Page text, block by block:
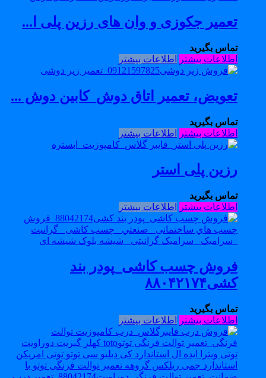
تعمیر جکوزی و وان های رزین پلی ا...
تماس بگیرید
اطلاعات بیشتر اطلاعات بیشتر
تعویض، تعمیر اتاق دوش_کابین دوش ...
تماس بگیرید
اطلاعات بیشتر اطلاعات بیشتر
رزین پلی استر
تماس بگیرید
اطلاعات بیشتر اطلاعات بیشتر
فروش چسب کاشی_پودر بند
کشی۸۸۰۴۲۱۷۴
تماس بگیرید
اطلاعات بیشتر اطلاعات بیشتر